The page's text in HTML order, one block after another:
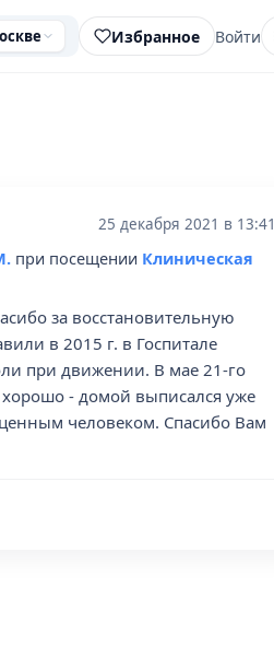
Избранное Войти
25 декабря 2021 в 13:41
при посещении Клиническая
за восстановительную
в 2015 г. в Госпитале
при движении. В мае 21-го
- домой выписался уже
человеком. Спасибо Вам